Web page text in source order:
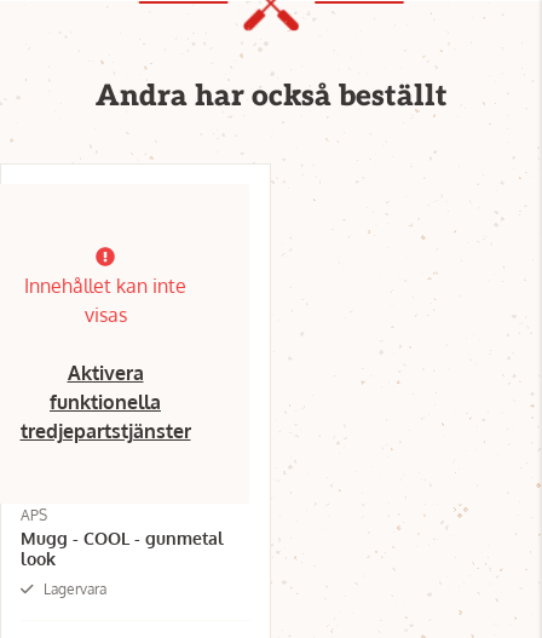
Andra har också beställt
Innehållet kan inte
visas
Aktivera
funktionella
tredjepartstjänster
APS
Mugg - COOL - gunmetal
look
Lagervara